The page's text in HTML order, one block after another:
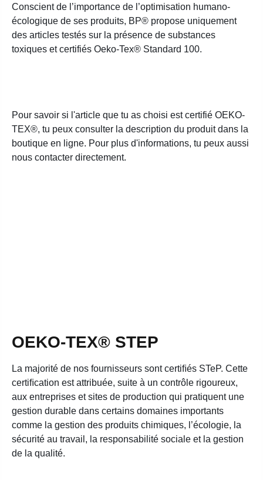
Conscient de l’importance de l’optimisation humano-
écologique de ses produits, BP® propose uniquement
des articles testés sur la présence de substances
toxiques et certifiés Oeko-Tex® Standard 100.
Pour savoir si l'article que tu as choisi est certifié OEKO-
TEX®, tu peux consulter la description du produit dans la
boutique en ligne. Pour plus d'informations, tu peux aussi
nous contacter directement.
OEKO-TEX® STEP
La majorité de nos fournisseurs sont certiﬁés STeP. Cette
certiﬁcation est attribuée, suite à un contrôle rigoureux,
aux entreprises et sites de production qui pratiquent une
gestion durable dans certains domaines importants
comme la gestion des produits chimiques, l’écologie, la
sécurité au travail, la responsabilité sociale et la gestion
de la qualité.